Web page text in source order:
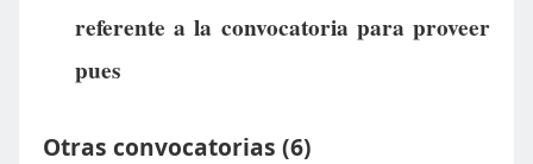
referente a la convocatoria para proveer
pues
Otras convocatorias (6)